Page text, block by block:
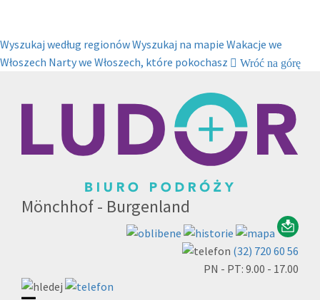
Wyszukaj według regionówWyszukaj na mapie Wakacje we
Włoszech Narty we Włoszech, które pokochasz Wróć na górę
Mönchhof - Burgenland
(32) 720 60 56
PN - PT: 9.00 - 17.00